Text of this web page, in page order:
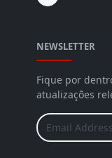
NEWSLETTER
Fique por
atualizações